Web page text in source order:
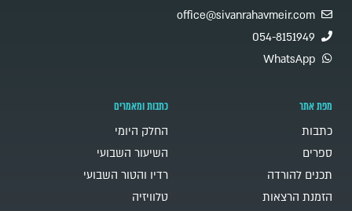
office@sivanrahavmeir.com
054-8151949
WhatsApp
מפת אתר
כתבות
ספרים
תכנים להורדה
הזמנת הרצאות
כתבות ומאמרים
החלק היומי
השיעור השבועי
רדיו והטור השבועי
טלוויזיה